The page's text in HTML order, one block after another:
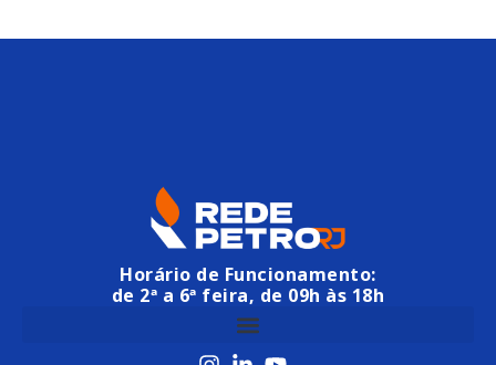
Horário de Funcionamento:
de 2ª a 6ª feira, de 09h às 18h